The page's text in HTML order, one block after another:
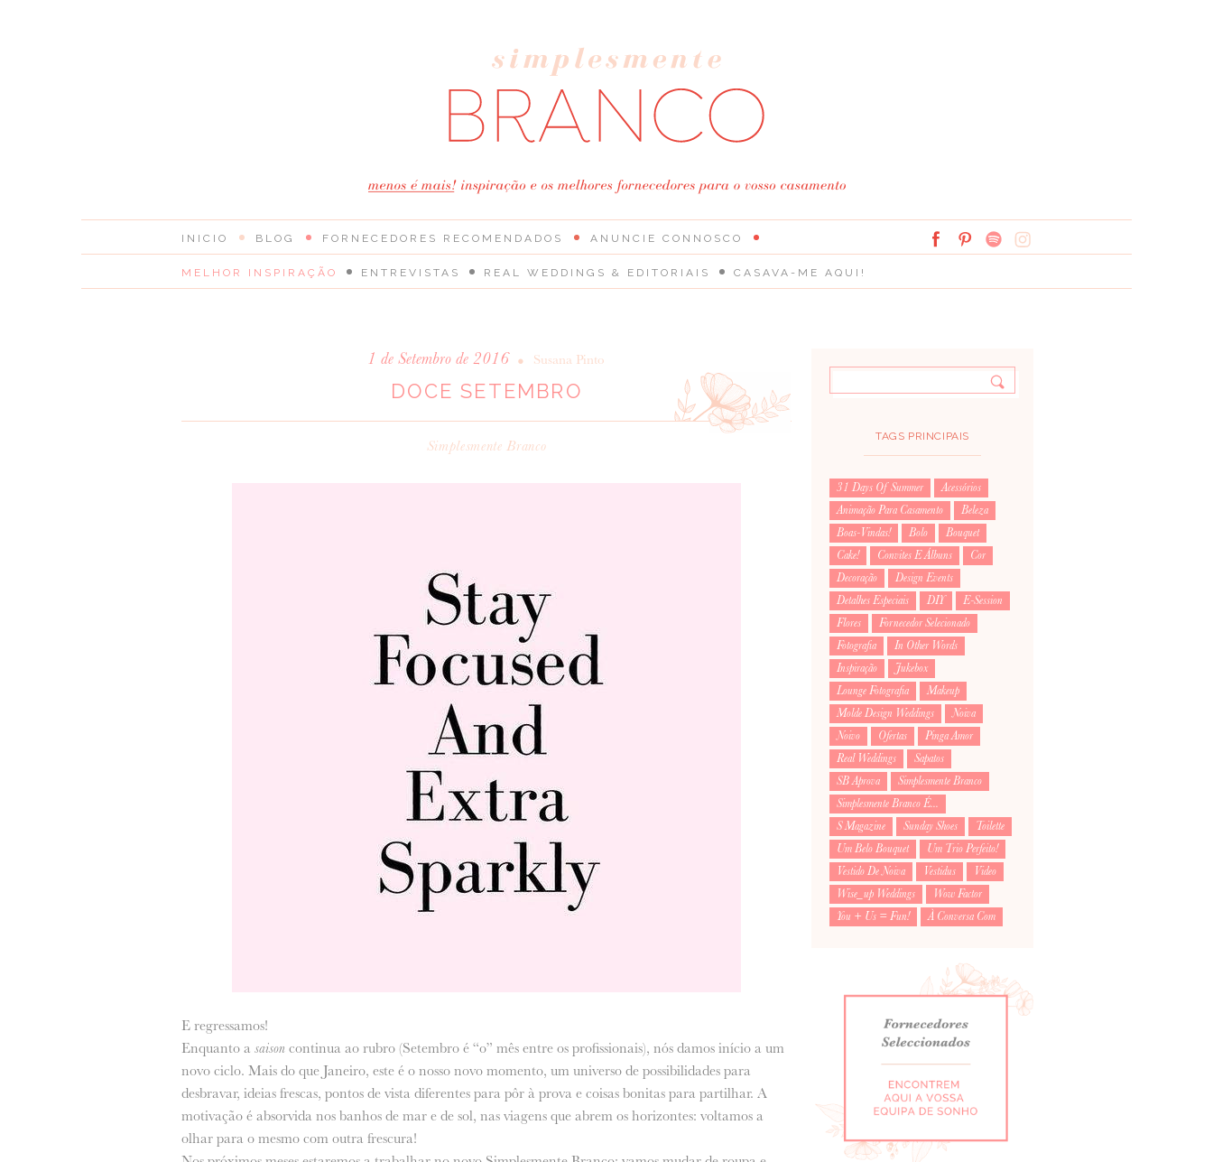
INICIO BLOG
MELHOR INSPIRAÇÃO ENTREVISTAS REAL WEDDINGS & EDITORIAIS CASAVA-ME AQUI!
FORNECEDORES RECOMENDADOS ANUNCIE CONNOSCO
1 de Setembro de 2016 • Susana Pinto
DOCE SETEMBRO
Simplesmente Branco
E regressamos!
Enquanto a saisoncontinua ao rubro (Setembro é “o” mês entre os profissionais), nós damos início a um
novo ciclo. Mais do que Janeiro, este é o nosso novo momento, um universo de possibilidades para
desbravar, ideias frescas, pontos de vista diferentes para pôr à prova e coisas bonitas para partilhar. A
motivação é absorvida nos banhos de mar e de sol, nas viagens que abrem os horizontes: voltamos a
olhar para o mesmo com outra frescura!
TAGS PRINCIPAIS
31 Days Of Summer
Acessórios
Animação Para Casamento
Beleza
Boas-Vindas!
Bolo
Bouquet
Cake!
Convites E Álbuns
Cor
Decoração
Design Events
Detalhes Especiais
DIY
E-Session
Flores
Fornecedor Selecionado
Fotografia
In Other Words
Inspiração
Jukebox
Lounge Fotografia
Makeup
Molde Design Weddings
Noiva
Noivo
Ofertas
Pinga Amor
Real Weddings
Sapatos
SB Aprova
Simplesmente Branco
Simplesmente Branco É...
S Magazine
Sunday Shoes
Toilette
Um Belo Bouquet
Um Trio Perfeito!
Vestido De Noiva
Vestidus
Video
Wise_up Weddings
Wow Factor
You + Us = Fun!
À Conversa Com